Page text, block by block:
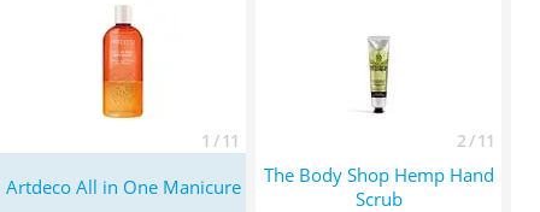
1 / 11 2 / 11
Artdeco All in One Manicure
The Body Shop Hemp Hand
Scrub